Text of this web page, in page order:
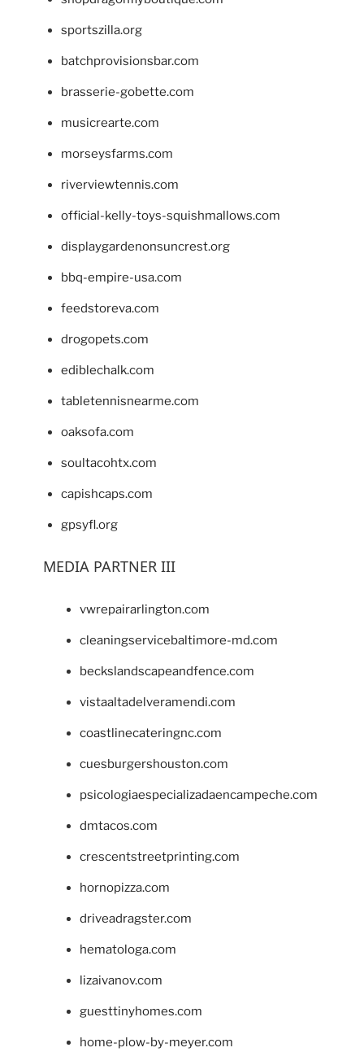
sportszilla.org
batchprovisionsbar.com
brasserie-gobette.com
musicrearte.com
morseysfarms.com
riverviewtennis.com
official-kelly-toys-squishmallows.com
displaygardenonsuncrest.org
bbq-empire-usa.com
feedstoreva.com
drogopets.com
ediblechalk.com
tabletennisnearme.com
oaksofa.com
soultacohtx.com
capishcaps.com
gpsyfl.org
MEDIA PARTNER III
vwrepairarlington.com
cleaningservicebaltimore-md.com
beckslandscapeandfence.com
vistaaltadelveramendi.com
coastlinecateringnc.com
cuesburgershouston.com
psicologiaespecializadaencampeche.com
dmtacos.com
crescentstreetprinting.com
hornopizza.com
driveadragster.com
hematologa.com
lizaivanov.com
guesttinyhomes.com
home-plow-by-meyer.com